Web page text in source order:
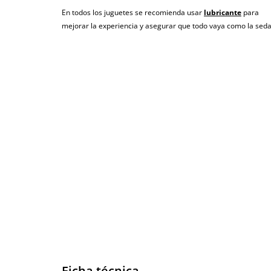
22 clientes han opinado sobre este
En la sección de opiniones puedes ver 22 opinionesque
artículos que ofrecemos son reales y están verificadas. Para
En todos los juguetes se recomienda usar lubricante para
mejorar la experiencia y asegurar que todo vaya como la